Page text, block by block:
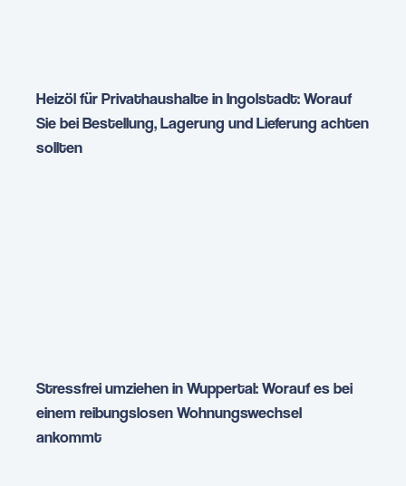
Heizöl für Privathaushalte in Ingolstadt: Worauf
Sie bei Bestellung, Lagerung und Lieferung achten
sollten
Stressfrei umziehen in Wuppertal: Worauf es bei
einem reibungslosen Wohnungswechsel
ankommt